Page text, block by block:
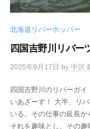
北海道リバーホッパー
四国吉野川リバー
2025年9月17日 by 中沢
四国吉野川のリバーガ
いあざーす！ 大半、リ
いる。その仕事の延長か
それを趣味とし、その